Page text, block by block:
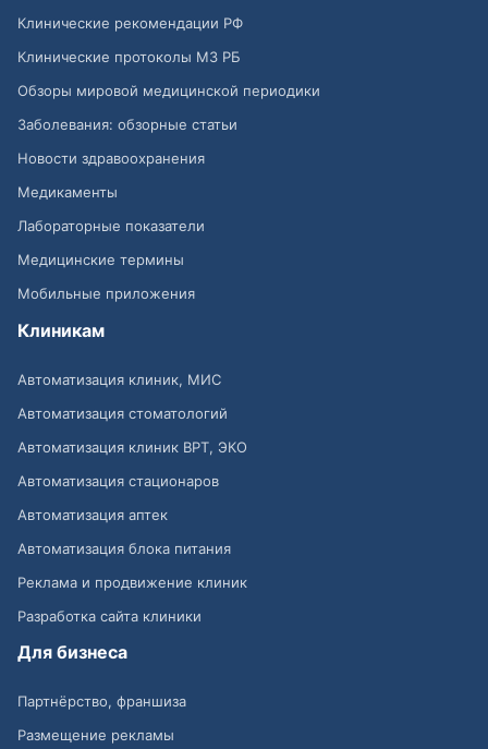
Клинические рекомендации РФ
Клинические протоколы МЗ РБ
Обзоры мировой медицинской периодики
Заболевания: обзорные статьи
Новости здравоохранения
Медикаменты
Лабораторные показатели
Медицинские термины
Мобильные приложения
Клиникам
Автоматизация клиник, МИС
Автоматизация стоматологий
Автоматизация клиник ВРТ, ЭКО
Автоматизация стационаров
Автоматизация аптек
Автоматизация блока питания
Реклама и продвижение клиник
Разработка сайта клиники
Для бизнеса
Партнёрство, франшиза
Размещение рекламы